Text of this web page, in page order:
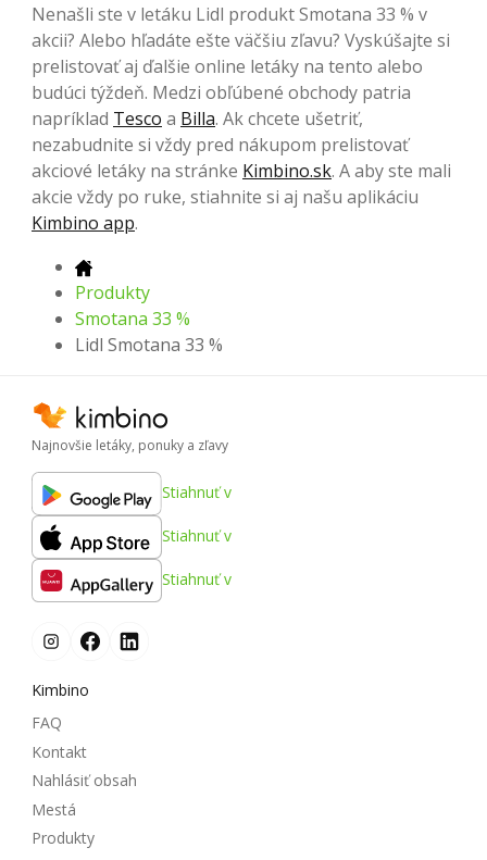
Nenašli ste v letáku Lidl produkt Smotana 33 % v
akcii? Alebo hľadáte ešte väčšiu zľavu? Vyskúšajte si
prelistovať aj ďalšie online letáky na tento alebo
budúci týždeň. Medzi obľúbené obchody patria
napríklad Tesco a Billa. Ak chcete ušetriť,
nezabudnite si vždy pred nákupom prelistovať
akciové letáky na stránke Kimbino.sk. A aby ste mali
akcie vždy po ruke, stiahnite si aj našu aplikáciu
Kimbino app.
Produkty
Smotana 33 %
Lidl Smotana 33 %
Najnovšie letáky, ponuky a zľavy
Stiahnuť v
Stiahnuť v
Stiahnuť v
Kimbino
FAQ
Kontakt
Nahlásiť obsah
Mestá
Produkty